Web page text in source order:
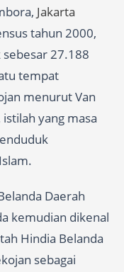
Jakarta
tahun 2000,
27.188
tempat
menurut Van
yang masa
Daerah
kemudian dikenal
Hindia Belanda
sebagai